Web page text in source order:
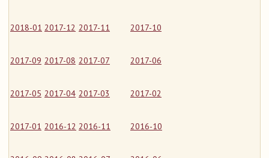
2018-01 2017-12 2017-11 2017-10
2017-09 2017-08 2017-07 2017-06
2017-05 2017-04 2017-03 2017-02
2017-01 2016-12 2016-11 2016-10